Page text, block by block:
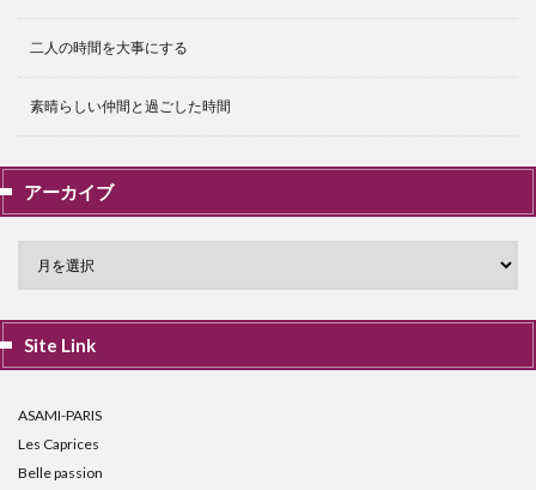
二人の時間を大事にする
素晴らしい仲間と過ごした時間
アーカイブ
Site Link
ASAMI-PARIS
Les Caprices
Belle passion